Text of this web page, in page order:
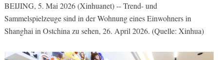
BEIJING, 5. Mai 2026 (Xinhuanet) -- Trend- und
Sammelspielzeuge sind in der Wohnung eines Einwohners in
Shanghai in Ostchina zu sehen, 26. April 2026. (Quelle: Xinhua)